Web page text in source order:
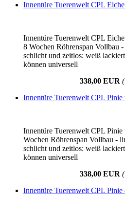
Innentüre Tuerenwelt CPL
Innentüre Tuerenwelt CPL
8 Wochen Röhrenspan Vollbau
schlicht und zeitlos: weiß
können universell
338,00 EUR
Innentüre Tuerenwelt CPL Pinie
Innentüre Tuerenwelt CPL
Wochen Röhrenspan Vollbau -
schlicht und zeitlos: weiß
können universell
338,00 EUR
Innentüre Tuerenwelt CPL Pinie